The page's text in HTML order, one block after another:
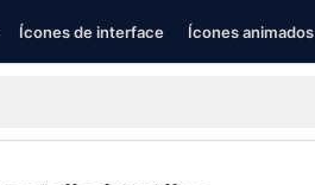
Ícones de interface Ícones animados